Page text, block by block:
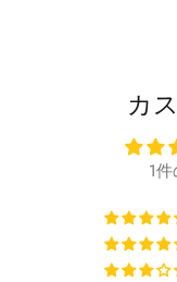
カ
1